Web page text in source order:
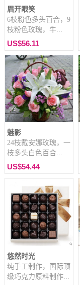
眉开眼笑
6枝粉色多头百合，9
枝粉色玫瑰，牛...
US$56.11
魅影
24枝戴安娜玫瑰，一
枝多头白色百合...
US$54.44
悠然时光
纯手工制作，国际顶
级巧克力原料制作...